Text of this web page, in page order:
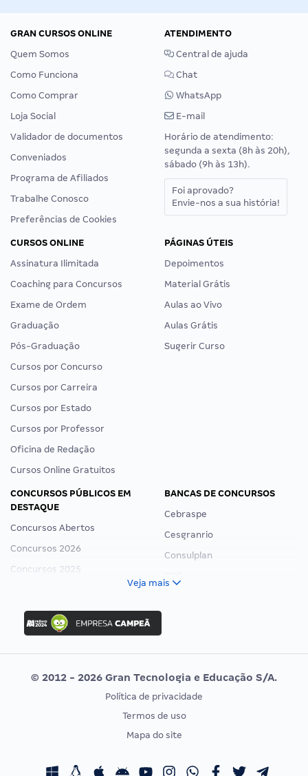
GRAN CURSOS ONLINE
Quem Somos
Como Funciona
Como Comprar
Loja Social
Validador de documentos
Conveniados
Programa de Afiliados
Trabalhe Conosco
Preferências de Cookies
ATENDIMENTO
Central de ajuda
Chat
WhatsApp
E-mail
Horário de atendimento:
segunda a sexta (8h às 20h),
sábado (9h às 13h).
Foi aprovado?
Envie-nos a sua história!
CURSOS ONLINE
Assinatura Ilimitada
Coaching para Concursos
Exame de Ordem
Graduação
Pós-Graduação
Cursos por Concurso
Cursos por Carreira
Cursos por Estado
Cursos por Professor
Oficina de Redação
Cursos Online Gratuitos
PÁGINAS ÚTEIS
Depoimentos
Material Grátis
Aulas ao Vivo
Aulas Grátis
Sugerir Curso
CONCURSOS PÚBLICOS EM
DESTAQUE
Concursos Abertos
Concursos 2026
Concursos 2025
Concurso Ibama
Concurso MPU
Editais publicados
BANCAS DE CONCURSOS
Cebraspe
Cesgranrio
Consulplan
Vunesp
CONCURSOS POR PROFISSÃO
Concursos Fiscais
EXAME DE ORDEM
Calendário OAB
Veja mais
© 2012 - 2026 Gran Tecnologia e Educação S/A.
Política de privacidade
Termos de uso
Mapa do site